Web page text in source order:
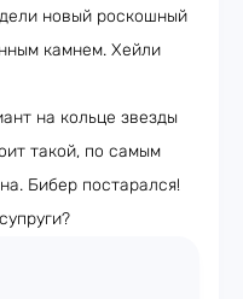
новый роскошный
камнем. Хейли
на кольце звезды
такой, по самым
Бибер постарался!